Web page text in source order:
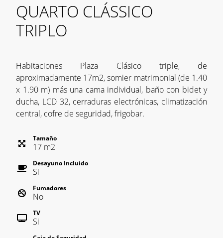
QUARTO CLÁSSICO
TRIPLO
Habitaciones Plaza Clásico triple, de
aproximadamente 17m2, somier matrimonial (de 1.40
x 1.90 m) más una cama individual, baño con bidet y
ducha, LCD 32, cerraduras electrónicas, climatización
central, cofre de seguridad, frigobar.
Tamaño
17 m2
Desayuno Incluido
Si
Fumadores
No
TV
Si